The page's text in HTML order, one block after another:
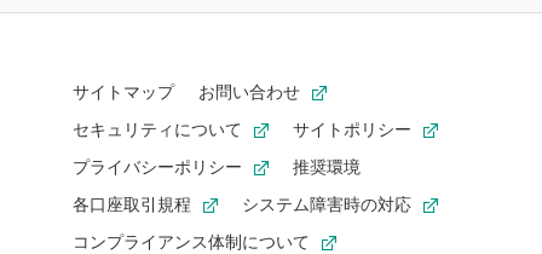
サイトマップ
お問い合わせ
セキュリティについて
サイトポリシー
プライバシーポリシー
推奨環境
各口座取引規程
システム障害時の対応
コンプライアンス体制について